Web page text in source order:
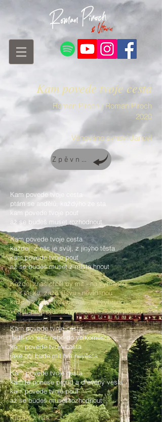
Kam povede tvoje cesta
Roman Piroch / Roman Piroch
2020
Věnováno synovi Janovi
Zpěvník
Kam povede tvoje cesta
ptám se andělů, každýho ze sta
kam povede tvoje pouť
až se budeš muset rozhodnout
Kam povede tvoje cesta
každej z nás je svůj, z jinýho těsta
kam povede tvoje pouť
až se budeš muset z místa hnout
Každej znás chtěl by mít - na vybranou
najít lásku, zažít slávu - nevídanou
každej z nás chtěl by mít - na vybranou
vědět, proč plamínky v očích - někdy planou
Kam povede tvoje cesta
jestli do lesů nebo do velkoměsta
kam povede tvoje cesta
jaké oči bude mít tvá nevěsta
Kam povede tvoje cesta
kam tě ponese proud a dřevěný vesla
kam povede tvoje pouť
až se budeš muset rozhodnout
Každej z nás...